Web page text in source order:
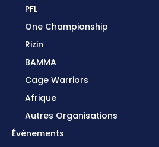
PFL
One Championship
Rizin
BAMMA
Cage Warriors
Afrique
Autres Organisations
Événements